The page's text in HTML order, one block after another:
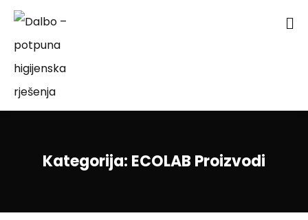
Kategorija: ECOLAB Proizvodi